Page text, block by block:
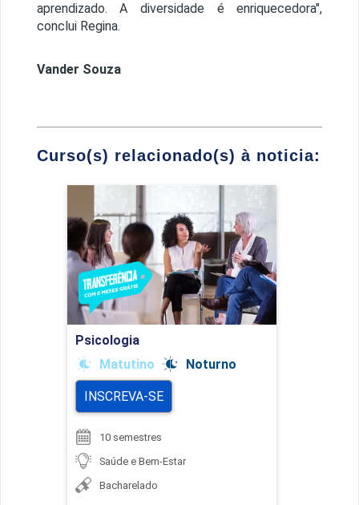
aprendizado. A diversidade é enriquecedora",
conclui Regina.
Vander Souza
Curso(s) relacionado(s) à noticia:
Psicologia
Matutino
Noturno
INSCREVA-SE
10 semestres
Saúde e Bem-Estar
Bacharelado
Psicologia
Detalhes do curso
Ir para Inscrição